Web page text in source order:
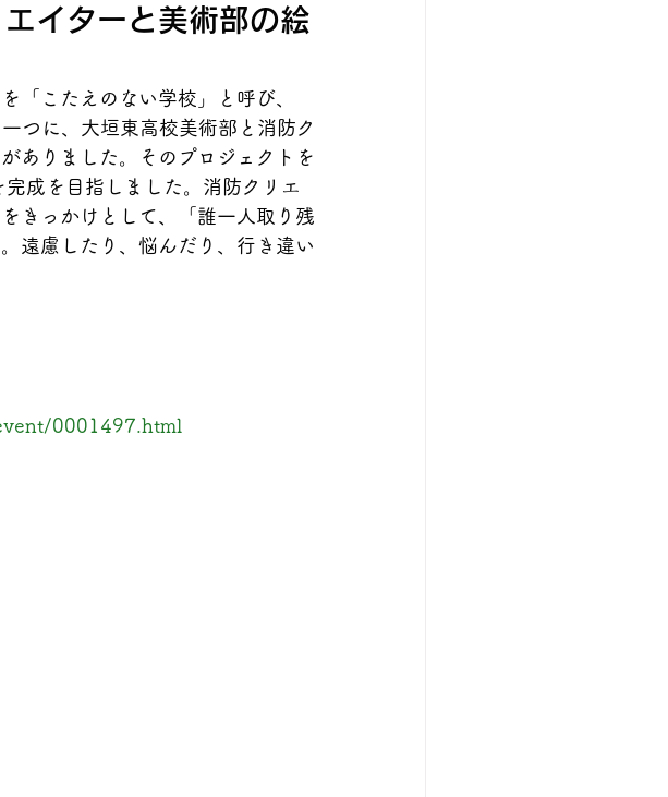
イターと美術部の絵
「こたえのない学校」と呼び、
つに、大垣東高校美術部と消防ク
ありました。そのプロジェクトを
成を目指しました。消防クリエ
きっかけとして、「誰一人取り残
遠慮したり、悩んだり、行き違い
0001497.html